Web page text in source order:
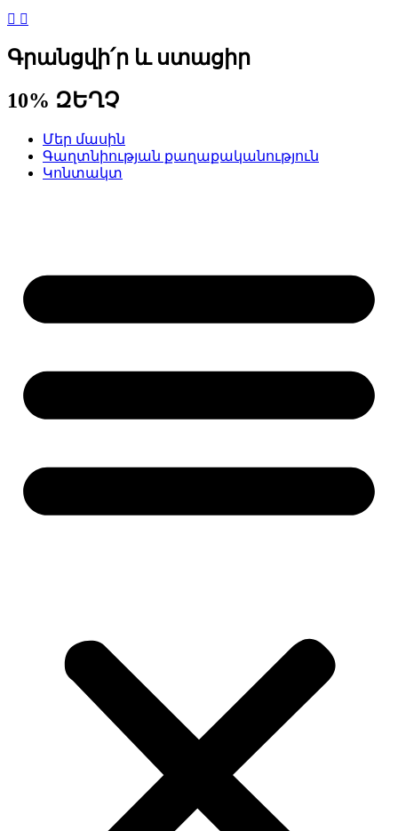
Գրանցվի՛ր և ստացիր
10% ԶԵՂՉ
Մեր մասին
Գաղտնիության քաղաքականություն
Կոնտակտ